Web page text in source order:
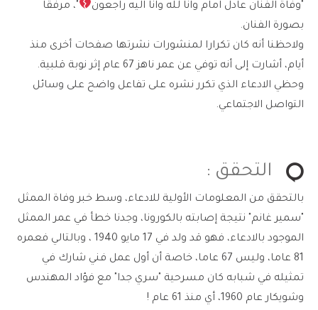
"وفاة الفنان عادل امام وانا لله وانا اليه راجعون
"، مرفقا
بصورة الفنان.
ولاحظنا أنه كان تكرارا لمنشورات نشرتها صفحات أخرى منذ
أيام، أشارت إلى أنه توفي عن عمر ناهز 67 عام إثر نوبة قلبية.
وحظي الادعاء الذي تكرر نشره على تفاعل واضح على وسائل
التواصل الاجتماعي.
التحقق :
بالتحقق من المعلومات الأولية للادعاء، وسط خبر وفاة الممثل
"سمير غانم" نتيجة إصابته بالكورونا، وجدنا خطأ في عمر الممثل
الموجود بالادعاء، فهو قد ولد في 17 مايو 1940 ، وبالتالي فعمره
81 عاما، وليس 67 عاما، خاصة أن أول عمل فني شارك في
تمثيله في شبابه كان مسرحية "سري جدا" مع فؤاد المهندس
وشويكار عام 1960، أي منذ 61 عام !